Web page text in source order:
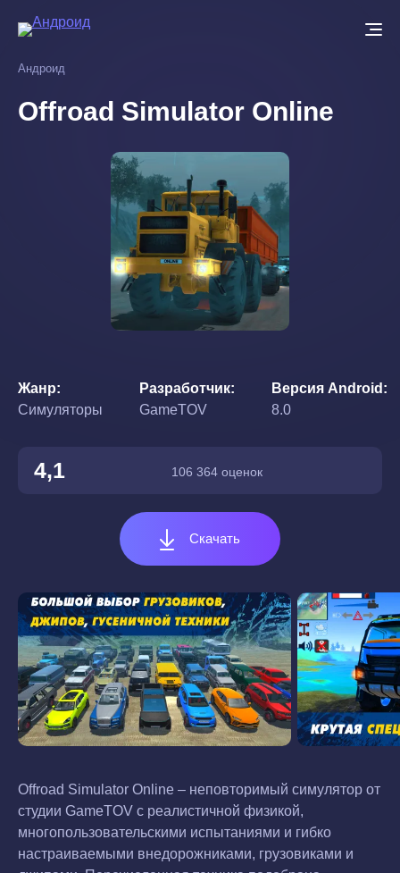
основному
Андроид
Offroad Simulator Online
Жанр
Симуляторы
Разработчик
GameTOV
Версия Android
8.0
4,1 106 364 оценок
Скачать
Offroad Simulator Online – неповторимый симулятор от
студии GameTOV с реалистичной физикой,
многопользовательскими испытаниями и гибко
настраиваемыми внедорожниками, грузовиками и